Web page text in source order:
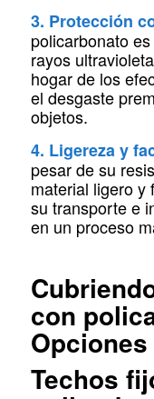
3. Protección
policarbonato
rayos
hogar de los
el desgaste
objetos.
4. Ligereza y
pesar de su
material ligero y
su transporte e
en un proceso
con
Techos